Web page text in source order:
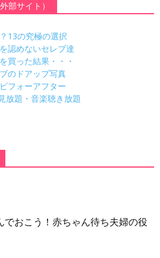
部サイト）
13の究極の選択
認めないセレブ達
買った結果・・・
のドアップ写真
フォーアフター
放題・音楽聴き放題
でおこう！赤ちゃん待ち夫婦の役